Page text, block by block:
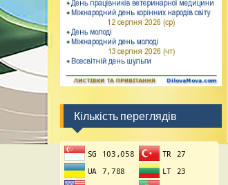
Кількість переглядів